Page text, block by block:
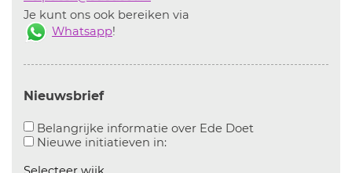
Je kunt ons ook bereiken via
Whatsapp!
Nieuwsbrief
Belangrijke informatie over Ede Doet
Nieuwe initiatieven in:Aanvinken om informatie over